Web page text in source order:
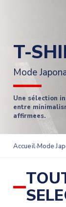
T-
Mode
Une sélection
entre
affirmees.
Accueil Mode